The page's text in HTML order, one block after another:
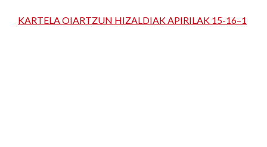
KARTELA OIARTZUN HIZALDIAK APIRILAK 15-16–1